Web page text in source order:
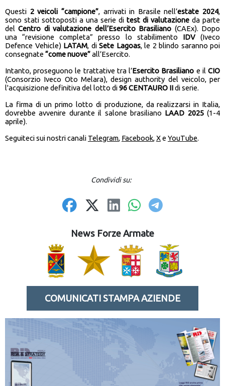
Questi 2 veicoli “campione”, arrivati in Brasile nell’estate 2024,
sono stati sottoposti a una serie di test di valutazione da parte
delCentro di valutazione dell’Esercito Brasiliano (CAEx). Dopo
una “revisione completa” presso lo stabilimento IDV(Iveco
Defence Vehicle) LATAM, diSete Lagoas, le 2 blindo saranno poi
consegnate “come nuove”all’Esercito.
Intanto, proseguono le trattative tra l’Esercito Brasiliano e ilCIO
(Consorzio Iveco Oto Melara), design authority del veicolo, per
l'acquisizione definitiva del lotto di96 CENTAURO IIdi serie.
La firma di un primo lotto di produzione, da realizzarsi in Italia,
dovrebbe avvenire durante il salone brasiliano LAAD 2025 (1-4
aprile).
Seguiteci sui nostri canali Telegram, Facebook,Xe YouTube.
Condividi su:
News Forze Armate
COMUNICATI STAMPA AZIENDE